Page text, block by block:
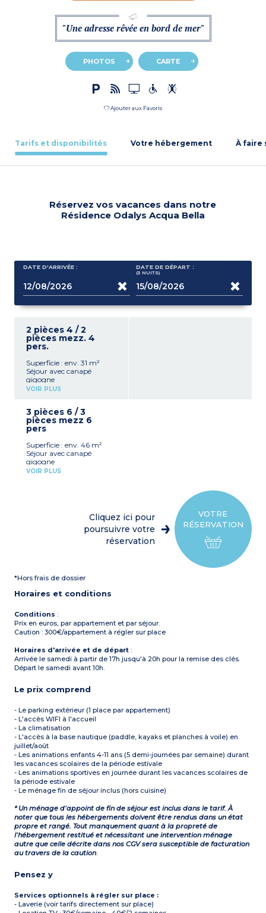
"Une adresse rêvée en bord de mer"
PHOTOS CARTE
Ajouter aux Favoris
Tarifs et disponibilités Votre hébergement À faire
Réservez vos vacances dans notre
Résidence Odalys Acqua Bella
DATE D'ARRIVÉE : DATE DE DÉPART :
(3 NUITS)
2 pièces 4 / 2
pièces mezz. 4
pers.
Superficie : env. 31 m²
Séjour avec canapé
gigogne
Chambre avec 1 lit double
(réfrigérateur, plaque
vitrocéramique, micro-
ondes, lave-vaisselle)
WC
Climatisation
Terrasse
VOIR PLUS
3 pièces 6 / 3
pièces mezz 6
pers
Superficie : env. 46 m²
Séjour avec canapé
gigogne
Chambre avec 1 lit double
vitrocéramique, micro-
ondes, lave-vaisselle)
Salle d'eau avec douche et
VOIR PLUS
VOTRE
RÉSERVATION
Cliquez ici pour
poursuivre votre
réservation
*Hors frais de dossier
Horaires et conditions
Conditions :
Prix en euros, par appartement et par séjour.
Caution : 300€/appartement à régler sur place
Horaires d'arrivée et de départ :
Arrivée le samedi à partir de 17h jusqu'à 20h pour la remise des clés.
Départ le samedi avant 10h.
Le prix comprend
- Le parking extérieur (1 place par appartement)
- L'accès WIFI à l'accueil
- La climatisation
- L'accès à la base nautique (paddle, kayaks et planches à voile) en
juillet/août
- Les animations enfants 4-11 ans (5 demi-journées par semaine) durant
les vacances scolaires de la période estivale
- Les animations sportives en journée durant les vacances scolaires de
la période estivale
- Le ménage fin de séjour inclus (hors cuisine)
* Un ménage d’appoint de fin de séjour est inclus dans le tarif. À
noter que tous les hébergements doivent être rendus dans un état
propre et rangé. Tout manquement quant à la propreté de
l’hébergement restitué et nécessitant une intervention ménage
autre que celle décrite dans nos CGV sera susceptible de facturation
au travers de la caution.
Pensez y
Services optionnels à régler sur place :
- Laverie (voir tarifs directement sur place)